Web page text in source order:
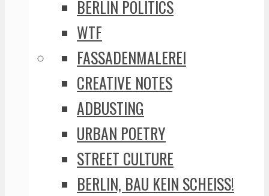
BERLIN POLITICS
WTF
FASSADENMALEREI
CREATIVE NOTES
ADBUSTING
URBAN POETRY
STREET CULTURE
BERLIN, BAU KEIN SCHEISS!